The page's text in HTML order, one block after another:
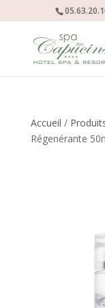
Accueil /
Régenérante